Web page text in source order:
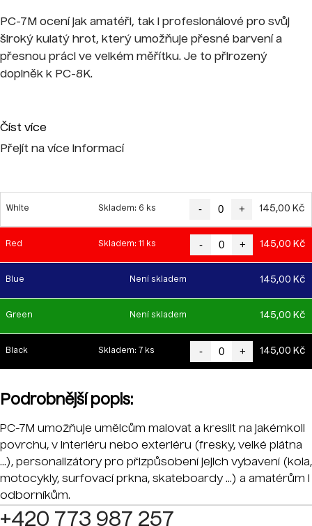
PC-7M ocení jak amatéři, tak i profesionálové pro svůj
široký kulatý hrot, který umožňuje přesné barvení a
přesnou práci ve velkém měřítku. Je to přirozený
doplněk k PC-8K.
Číst více
Přejít na více informací
White Skladem: 6 ks - + 145,00 Kč
Red Skladem: 11 ks - + 145,00 Kč
Blue Není skladem 145,00 Kč
Green Není skladem 145,00 Kč
Black Skladem: 7 ks - + 145,00 Kč
Podrobnější popis:
PC-7M umožňuje umělcům malovat a kreslit na jakémkoli
povrchu, v interiéru nebo exteriéru (fresky, velké plátna
...), personalizátory pro přizpůsobení jejich vybavení (kola,
motocykly, surfovací prkna, skateboardy ...) a amatérům i
odborníkům.
+420 773 987 257